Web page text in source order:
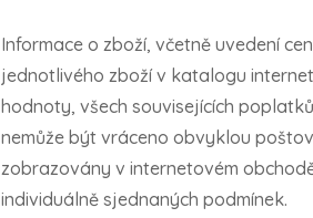
Informace o zboží, včetně uvedení
jednotlivého zboží v katalogu
hodnoty, všech souvisejících
nemůže být vráceno obvyklou
zobrazovány v internetovém
individuálně sjednaných podmínek.